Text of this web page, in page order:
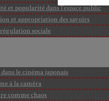
et popularité dans l’espace public
et appropriation des savoirs
sociale
le cinéma japonais
à la caméra
comme chaos